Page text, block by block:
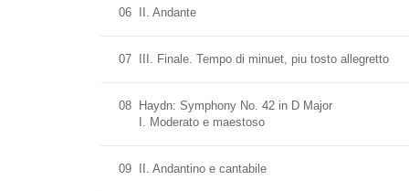
06 II. Andante
07 III. Finale. Tempo di minuet, piu tosto allegretto
08
Haydn: Symphony No. 42 in D Major
I. Moderato e maestoso
09 II. Andantino e cantabile